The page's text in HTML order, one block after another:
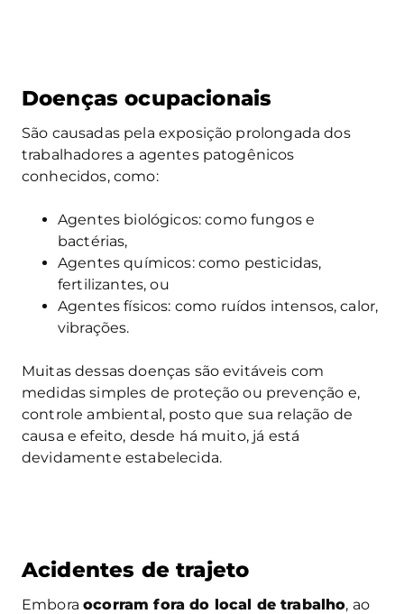
Doenças ocupacionais
São causadas pela exposição prolongada dos
trabalhadores a agentes patogênicos
conhecidos, como:
Agentes biológicos: como fungos e
bactérias,
Agentes químicos: como pesticidas,
fertilizantes, ou
Agentes físicos: como ruídos intensos, calor,
vibrações.
Muitas dessas doenças são evitáveis com
medidas simples de proteção ou prevenção e,
controle ambiental, posto que sua relação de
causa e efeito, desde há muito, já está
devidamente estabelecida.
Acidentes de trajeto
Emboraocorram fora do local de trabalho, ao